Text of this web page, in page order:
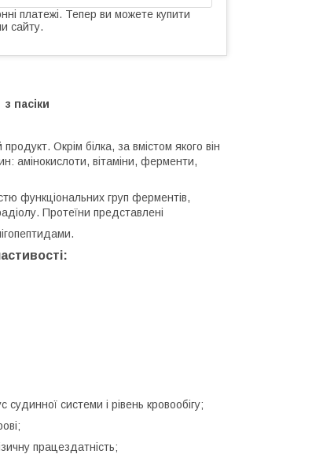
платежі. Тепер ви можете купити
сайту.
пасіки
Окрім білка, за вмістом якого він
амінокислоти, вітаміни, ферменти,
функціональних груп ферментів,
Протеїни представлені
системи і рівень кровообігу;
працездатність;